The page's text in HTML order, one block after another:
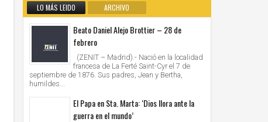
LO MÁS LEIDO ARCHIVO
Beato Daniel Alejo Brottier – 28 de
febrero
(ZENIT – Madrid).- Nació en la localidad
francesa de La Ferté Saint-Cyr el 7 de
septiembre de 1876. Sus padres, Jean y Bertha,
humildes...
El Papa en Sta. Marta: ‘Dios llora ante la
guerra en el mundo’